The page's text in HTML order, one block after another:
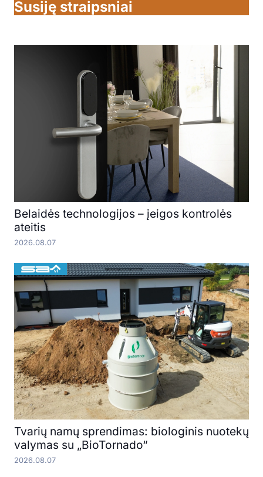
Susiję straipsniai
Belaidės technologijos – įeigos kontrolės
ateitis
2026.08.07
Tvarių namų sprendimas: biologinis nuotekų
valymas su „BioTornado“
2026.08.07